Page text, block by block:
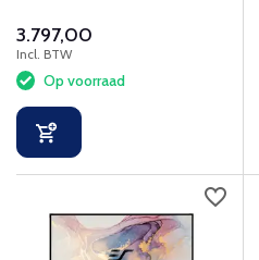
zichtmaat 266x149 cm
3.797,00
Incl. BTW
Op voorraad